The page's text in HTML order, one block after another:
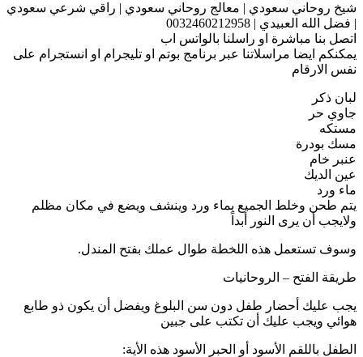
شيخ روحاني سعودي | معالج روحاني سعودي | راقي شرعي سعودي
| فضل الله العبيدي | 0032460212958
اتصل بنا مباشرة او راسلنا بالواتس اب
يمكنكم ايضا مراسلاتنا عبر برنامج بوتم او تليجرام او انستجرام على
نفس الارقام
لبان ذكر
جاوي حر
مستكه
مسك بودرة
عنبر خام
عين الديك
ماء ورد
يتم طحن وخلط الجميع بماء ورد وينشف ويضع في مكان مظلم
ولايجب أن يرى النور أبداً
وسوف تستعمل هذه اللخطة طوال عملك بفتح المندل.
طريقة الفتح – الروحانيات
يجب عليك أحضار طفل دون سن البلوغ ويفضل أن يكون ذو طابع
هوائي ويجب عليك أن تكتب على جبين
الطفل باللقم الأسود أو الحبر الأسود هذه الأية: